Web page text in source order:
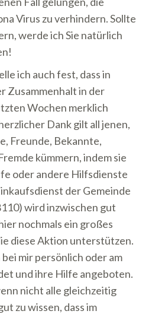
Virus zu verhindern. Sollte
werde ich Sie natürlich
ich auch fest, dass in
Zusammenhalt in der
Wochen merklich
Dank gilt all jenen,
Freunde, Bekannte,
kümmern, indem sie
oder andere Hilfsdienste
der Gemeinde
wird inzwischen gut
nochmals ein großes
diese Aktion unterstützen.
mir persönlich oder am
und ihre Hilfe angeboten.
nicht alle gleichzeitig
zu wissen, dass im